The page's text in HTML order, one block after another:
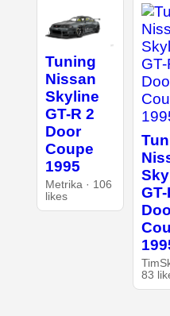
Tuning
Nissan
Skyline
GT-R 2
Door
Coupe
1995
Metrika · 106
likes
GT-
83